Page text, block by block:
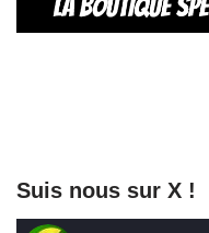
Suis nous sur X !